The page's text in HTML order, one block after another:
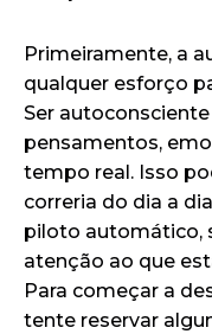
Primeiramente, a
qualquer esforço
Ser
pensamentos,
tempo real. Isso
correria do dia a
piloto automático,
atenção ao que
Para começar a
tente reservar